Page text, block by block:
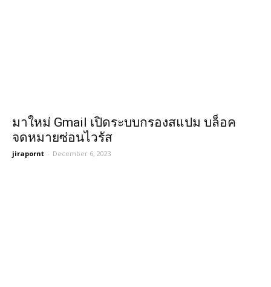
มาใหม่ Gmail เปิดระบบกรองสแปม บล็อค
จดหมายซ่อนไวรัส
jirapornt - December 6, 2023